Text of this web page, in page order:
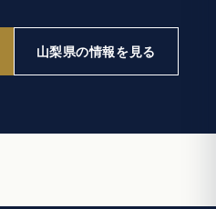
山梨県の情報を見る